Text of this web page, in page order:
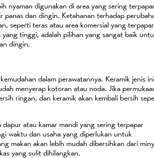
nyaman digunakan di area yang sering
panas dan dingin. Ketahanan terhadap
seperti teras atau area komersial yang terpapar
tinggi, adalah pilihan yang sangat baik
dingin.
dalam perawatannya. Keramik jenis ini
menyerap kotoran atau noda. Jika
ringan, dan keramik akan kembali bersih
atau kamar mandi yang sering terpapar
waktu dan usaha yang diperlukan untuk
makan akan lebih mudah dibersihkan dari
yang sulit dihilangkan.